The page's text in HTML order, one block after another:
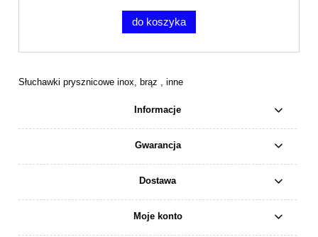
do koszyka
Słuchawki prysznicowe inox, brąz , inne
Informacje
Gwarancja
Dostawa
Moje konto